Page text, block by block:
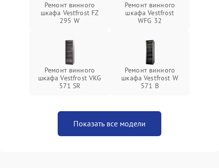
Ремонт винного
шкафа Vestfrost FZ
295 W
Ремонт винного
шкафа Vestfrost
WFG 32
Ремонт винного
шкафа Vestfrost VKG
571 SR
Ремонт винного
шкафа Vestfrost W
571 B
Показать все модели